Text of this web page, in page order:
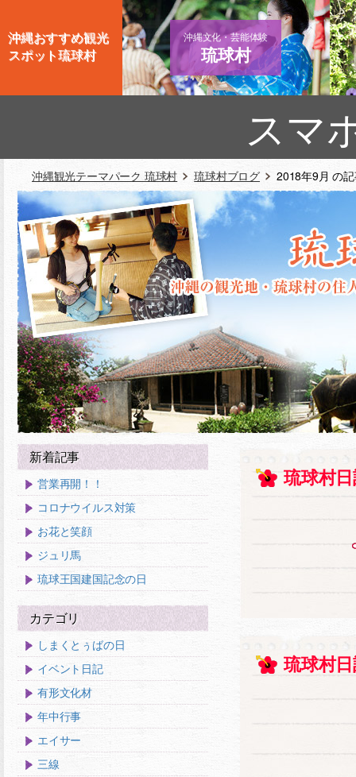
沖縄おすすめ観光
スポット琉球村
沖縄文化・芸能体験
琉球村
スマ
沖縄観光テーマパーク 琉球村 琉球村ブログ 2018年9月 の
琉球村
琉球村
新着記事
営業再開！！
コロナウイルス対策
お花と笑顔
ジュリ馬
琉球王国建国記念の日
カテゴリ
しまくとぅばの日
イベント日記
有形文化材
年中行事
エイサー
三線